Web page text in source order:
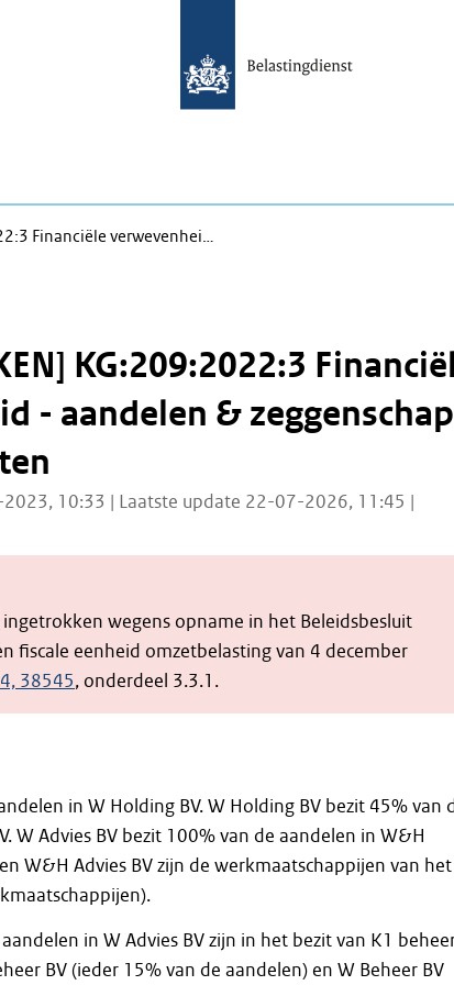
Financiële verwevenhei…
KG:209:2022:3
- aandelen & zeggenschap
10:33 | Laatste update 22-07-2026, 11:45 |
wegens opname in het Beleidsbesluit
fiscale eenheid omzetbelasting van 4 december
38545, onderdeel 3.3.1.
in W Holding BV. W Holding BV bezit 45% van
W Advies BV bezit 100% van de aandelen in W&H
en W&H Advies BV zijn de werkmaatschappijen van het
in W Advies BV zijn in het bezit van K1
BV (ieder 15% van de aandelen) en W Beheer BV